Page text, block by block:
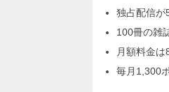
独占配信が
100冊の雑
月額料金は
毎月1,300